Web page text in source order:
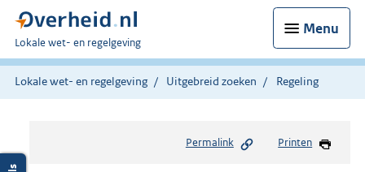
Menu
U
bent
hier:
Lokale wet- en regelgeving
Lokale wet- en regelgeving Uitgebreid zoeken Regeling
Permalink Printen